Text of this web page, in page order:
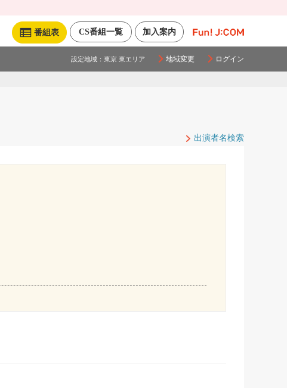
加入案内
CS番組一覧
番組表
設定地域： 東京 東エリア 地域変更 ログイン
出演者名検索